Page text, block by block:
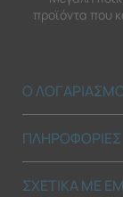
προϊόντα που
Ο
ΠΛΗΡΟΦΟΡΙΕΣ
ΣΧΕΤΙΚΑ ΜΕ